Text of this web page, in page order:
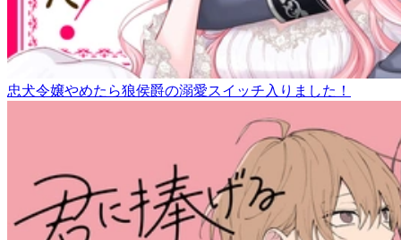
忠犬令嬢やめたら狼侯爵の溺愛スイッチ入りました！